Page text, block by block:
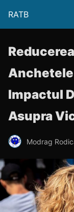
RATB
Anchetele
Impactul
Asupra
Modrag